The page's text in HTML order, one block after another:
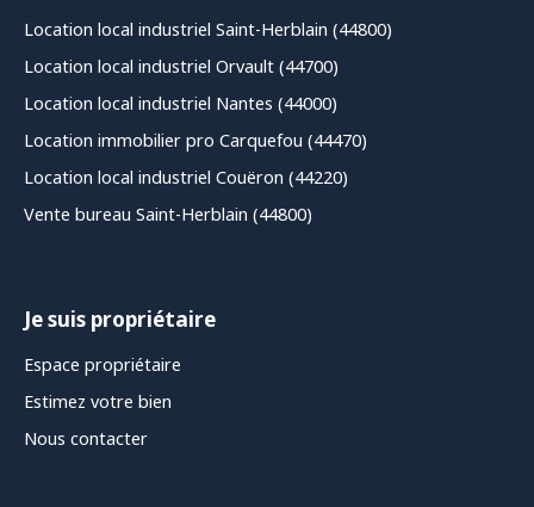
Location local industriel Saint-Herblain (44800)
Location local industriel Orvault (44700)
Location local industriel Nantes (44000)
Location immobilier pro Carquefou (44470)
Location local industriel Couëron (44220)
Vente bureau Saint-Herblain (44800)
Je suis propriétaire
Espace propriétaire
Estimez votre bien
Nous contacter